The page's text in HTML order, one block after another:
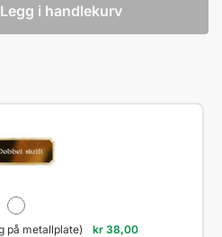
Legg i handlekurv
på metallplate) kr 38,00